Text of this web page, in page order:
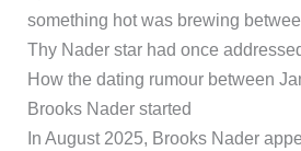
something hot was brewing
Thy Nader star had once
How the dating rumour between
Brooks Nader started
In August 2025, Brooks Nader